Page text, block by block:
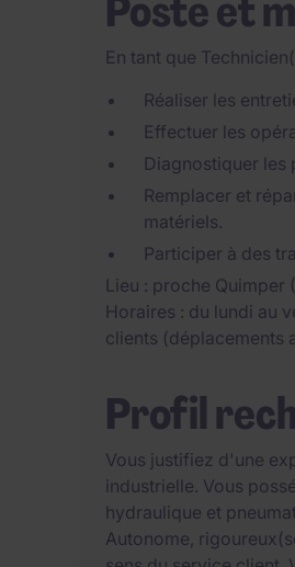
En tant que
Réaliser les
Effectuer les
Diagnostiquer les
Remplacer et
matériels.
Participer à des
Lieu : proche Quimper
Horaires : du lundi au
clients (déplacements
Profil
Vous justifiez d'une
industrielle. Vous
hydraulique et
Autonome,